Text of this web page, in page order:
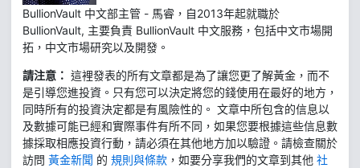
BullionVault 中文部主管 - 馬睿，自2013年起就職於
BullionVault, 主要負責 BullionVault 中文服務，包括中文市場開
拓，中文市場研究以及開發。
請注意： 這裡發表的所有文章都是為了讓您更了解黃金，而不
是引導您進投資。只有您可以決定將您的錢使用在最好的地方，
同時所有的投資決定都是有風險性的。 文章中所包含的信息以
及數據可能已經和實際事件有所不同，如果您要根據這些信息數
據採取相應投資行動，請必須在其他地方加以驗證。請檢查關於
訪問 黃金新聞 的 規則與條款 ，如要分享我們的文章到其他 社